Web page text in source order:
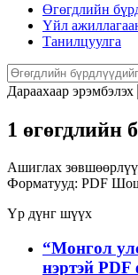
Өгөгдлийн
Үйл
Танилцуулга
Дараахаар эрэмбэлэх
1 өгөгдлийн
Ашиглах
Форматууд: PDF
Үр дүнг шүүх
“Монгол
нэртэй